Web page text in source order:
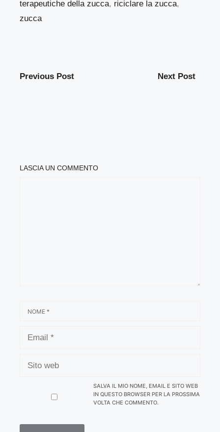
terapeutiche della zucca, riciclare la zucca,
zucca
Previous Post Next Post
LASCIA UN COMMENTO
WEB
SALVA IL MIO NOME, EMAIL E SITO WEB
IN QUESTO BROWSER PER LA PROSSIMA
VOLTA CHE COMMENTO.